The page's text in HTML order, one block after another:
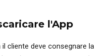
l'App
cliente deve consegnare la